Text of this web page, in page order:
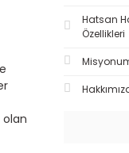
olan
Hatsan
Özellikleri